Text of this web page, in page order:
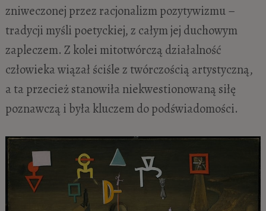
zniweczonej przez racjonalizm pozytywizmu –
tradycji myśli poetyckiej, z całym jej duchowym
zapleczem. Z kolei mitotwórczą działalność
człowieka wiązał ściśle z twórczością artystyczną,
a ta przecież stanowiła niekwestionowaną siłę
poznawczą i była kluczem do podświadomości.